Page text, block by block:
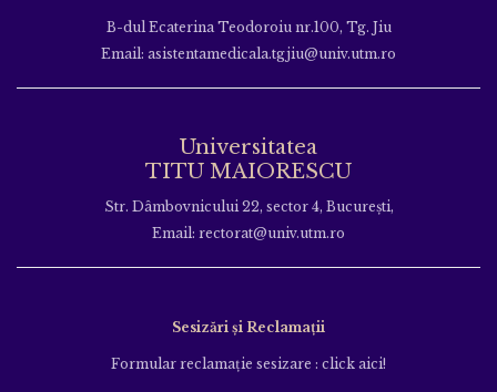
B-dul Ecaterina Teodoroiu nr.100, Tg. Jiu
Email: asistentamedicala.tgjiu@univ.utm.ro
Universitatea
TITU MAIORESCU
Str. Dâmbovnicului 22, sector 4, București,
Email: rectorat@univ.utm.ro
Sesizări și Reclamații
Formular reclamație sesizare : click aici!